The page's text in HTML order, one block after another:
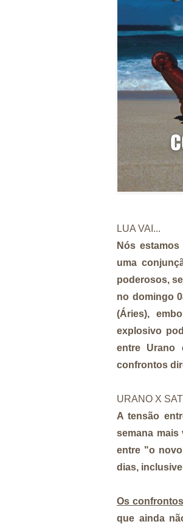
LUA VAI...
Nós
uma
poderosos,
no domingo
(Áries),
explosivo
entre Urano
confrontos
URANO X
A tensão
semana
entre "o
dias,
Os
que ainda